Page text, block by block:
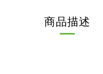
商品描述